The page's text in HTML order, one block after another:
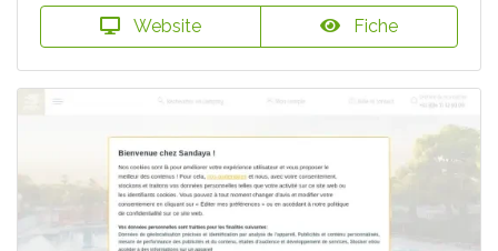
Website Fiche